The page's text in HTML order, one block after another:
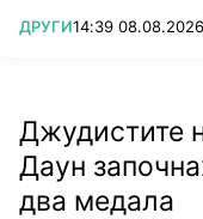
ПОВЕЧЕ ОТ
ДРУГИ14:39 08.08.2026
Джудистите
Даун
два медала